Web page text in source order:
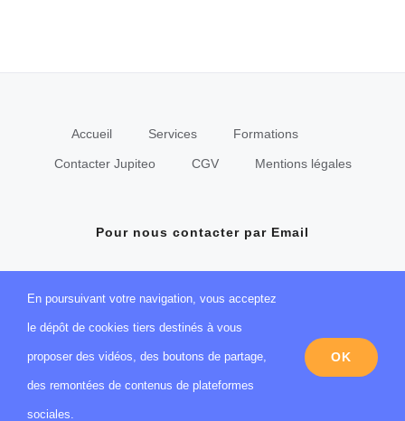
Accueil Services Formations
Contacter Jupiteo CGV Mentions légales
Pour nous contacter par Email
En poursuivant votre navigation, vous acceptez
le dépôt de cookies tiers destinés à vous
proposer des vidéos, des boutons de partage,
des remontées de contenus de plateformes
sociales.
OK